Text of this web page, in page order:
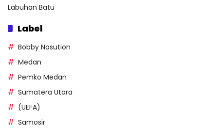
Labuhan Batu
Label
Bobby Nasution
Medan
Pemko Medan
Sumatera Utara
(UEFA)
Samosir